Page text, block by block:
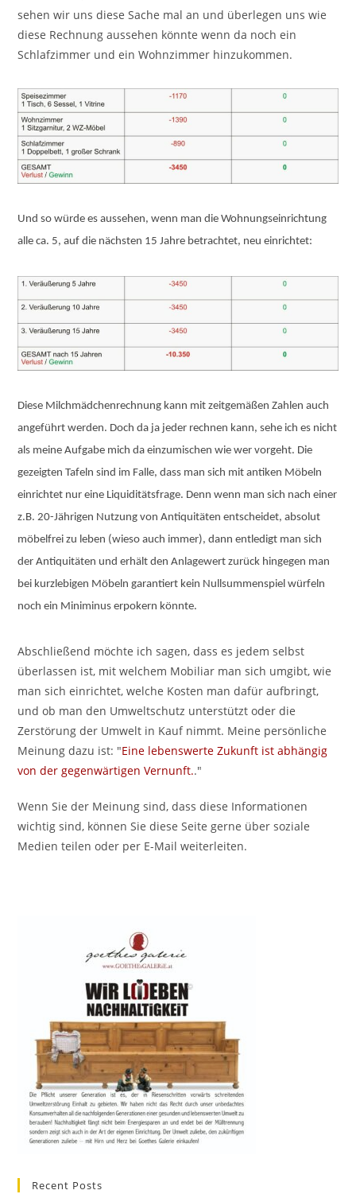
sehen wir uns diese Sache mal an und überlegen uns wie
diese Rechnung aussehen könnte wenn da noch ein
Schlafzimmer und ein Wohnzimmer hinzukommen.
Und so würde es aussehen, wenn man die Wohnungseinrichtung
alle ca. 5, auf die nächsten 15 Jahre betrachtet, neu einrichtet:
Diese Milchmädchenrechnung kann mit zeitgemäßen Zahlen auch
angeführt werden. Doch da ja jeder rechnen kann, sehe ich es nicht
als meine Aufgabe mich da einzumischen wie wer vorgeht. Die
gezeigten Tafeln sind im Falle, dass man sich mit antiken Möbeln
einrichtet nur eine Liquiditätsfrage. Denn wenn man sich nach einer
z.B. 20-Jährigen Nutzung von Antiquitäten entscheidet, absolut
möbelfrei zu leben (wieso auch immer), dann entledigt man sich
der Antiquitäten und erhält den Anlagewert zurück hingegen man
bei kurzlebigen Möbeln garantiert kein Nullsummenspiel würfeln
noch ein Miniminus erpokern könnte.
Abschließend möchte ich sagen, dass es jedem selbst
überlassen ist, mit welchem Mobiliar man sich umgibt, wie
man sich einrichtet, welche Kosten man dafür aufbringt,
und ob man den Umweltschutz unterstützt oder die
Zerstörung der Umwelt in Kauf nimmt. Meine persönliche
Meinung dazu ist: "Eine lebenswerte Zukunft ist abhängig
von der gegenwärtigen Vernunft.."
Wenn Sie der Meinung sind, dass diese Informationen
wichtig sind, können Sie diese Seite gerne über soziale
Medien teilen oder per E-Mail weiterleiten.
Recent Posts